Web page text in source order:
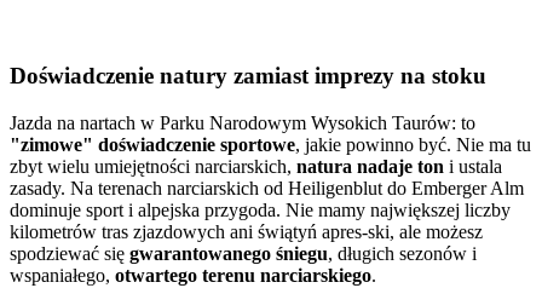
Doświadczenie natury zamiast imprezy na stoku
Jazda na nartach w Parku Narodowym Wysokich Taurów: to
"zimowe" doświadczenie sportowe, jakie powinno być. Nie ma tu
zbyt wielu umiejętności narciarskich, natura nadaje ton i ustala
zasady. Na terenach narciarskich od Heiligenblut do Emberger Alm
dominuje sport i alpejska przygoda. Nie mamy największej liczby
kilometrów tras zjazdowych ani świątyń apres-ski, ale możesz
spodziewać się gwarantowanego śniegu, długich sezonów i
wspaniałego, otwartego terenu narciarskiego.